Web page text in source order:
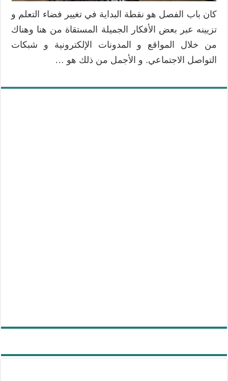
كان باب الفصل هو نقطة البداية في تغيير فضاء التعلم و
تزيينه عبر بعض الأفكار الجميلة المستقاة من هنا وهناك
من خلال المواقع و المدونات الإلكترونية و شبكات
التواصل الاجتماعي. و الأجمل من ذلك هو …